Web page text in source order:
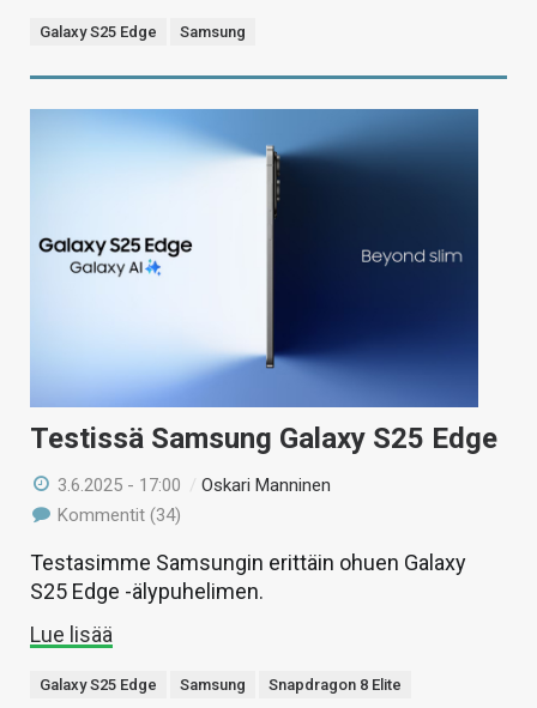
Galaxy S25 Edge Samsung
Testissä Samsung Galaxy S25 Edge
3.6.2025 - 17:00 /Oskari Manninen
Kommentit (34)
Testasimme Samsungin erittäin ohuen Galaxy
S25 Edge -älypuhelimen.
Lue lisää
Galaxy S25 Edge Samsung Snapdragon 8 Elite